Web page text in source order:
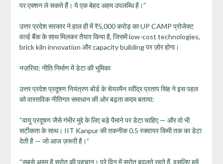
पर एक्शन ले सकते हैं। ये एक बेहद अहम उपलब्धि है।”
उत्तर प्रदेश सरकार ने हाल ही में ₹5,000 करोड़ का UP CAMP प्रोजेक्ट
वर्ल्ड बैंक के साथ मिलकर तैयार किया है, जिसमें low-cost technologies,
brick kiln innovation और capacity building पर ज़ोर होगा।
नज़रिया: नीति निर्माण में डेटा की भूमिका
उत्तर प्रदेश प्रदूषण नियंत्रण बोर्ड के चेयरमैन रवींद्र प्रताप सिंह ने इस पहल
को वास्तविक नीतिगत समाधान की ओर बढ़ता कदम बताया:
“वायु प्रदूषण जैसे गंभीर मुद्दे के लिए बड़े पैमाने पर डेटा चाहिए — और वो भी
सटीकता के साथ। IIT Kanpur की तकनीक 0.5 स्क्वायर किमी तक का डेटा
देती है — जो आज ज़रूरी है।”
“सबसे अहम है स्रोत की पहचान। पूरे दिन में स्रोत बदलते रहते हैं, इसलिए हमें